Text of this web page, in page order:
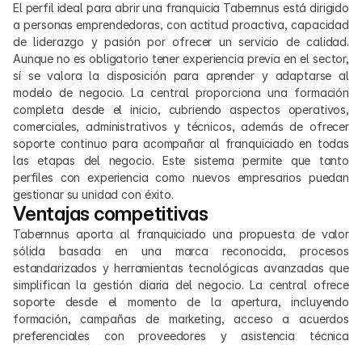
El perfil ideal para abrir una franquicia Tabernnus está dirigido
a personas emprendedoras, con actitud proactiva, capacidad
de liderazgo y pasión por ofrecer un servicio de calidad.
Aunque no es obligatorio tener experiencia previa en el sector,
sí se valora la disposición para aprender y adaptarse al
modelo de negocio. La central proporciona una formación
completa desde el inicio, cubriendo aspectos operativos,
comerciales, administrativos y técnicos, además de ofrecer
soporte continuo para acompañar al franquiciado en todas
las etapas del negocio. Este sistema permite que tanto
perfiles con experiencia como nuevos empresarios puedan
gestionar su unidad con éxito.
Ventajas competitivas
Tabernnus aporta al franquiciado una propuesta de valor
sólida basada en una marca reconocida, procesos
estandarizados y herramientas tecnológicas avanzadas que
simplifican la gestión diaria del negocio. La central ofrece
soporte desde el momento de la apertura, incluyendo
formación, campañas de marketing, acceso a acuerdos
preferenciales con proveedores y asistencia técnica